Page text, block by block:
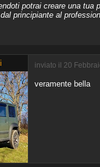
potrai creare una tua
principiante al
inviato il 20
veramente bella